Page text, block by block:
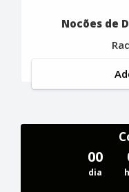
Nocões de
00
dia